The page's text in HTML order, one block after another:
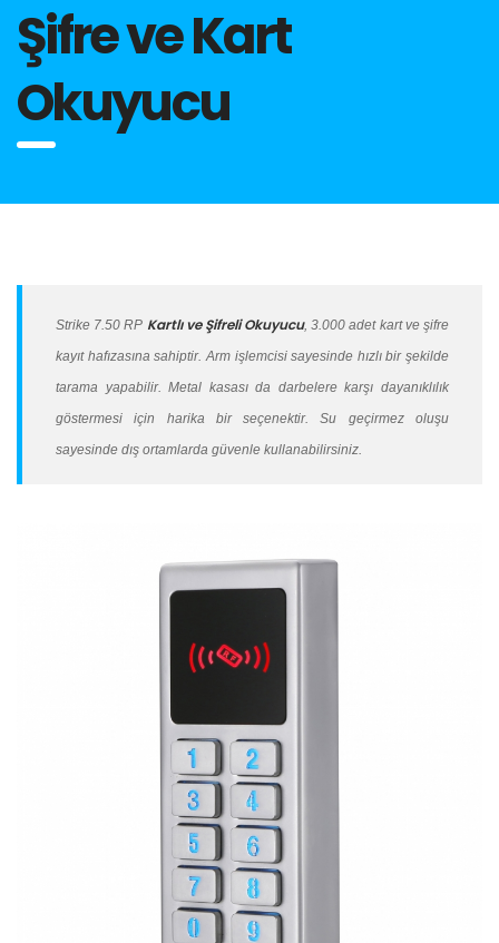
Şifre ve Kart
Okuyucu
Strike 7.50 RP Kartlı ve Şifreli Okuyucu, 3.000 adet kart ve şifre
kayıt hafızasına sahiptir. Arm işlemcisi sayesinde hızlı bir şekilde
tarama yapabilir. Metal kasası da darbelere karşı dayanıklılık
göstermesi için harika bir seçenektir. Su geçirmez oluşu
sayesinde dış ortamlarda güvenle kullanabilirsiniz.